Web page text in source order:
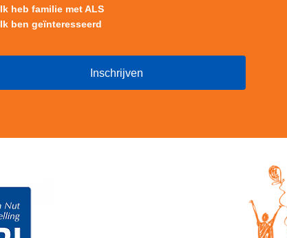
Ik heb familie met ALS
Ik ben geïnteresseerd